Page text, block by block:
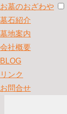
お墓のおざわや
墓石紹介
墓地案内
会社概要
BLOG
リンク
お問合せ